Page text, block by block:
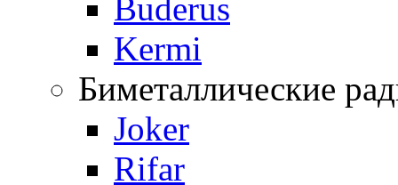
Buderus
Kermi
Биметаллические
Joker
Rifar